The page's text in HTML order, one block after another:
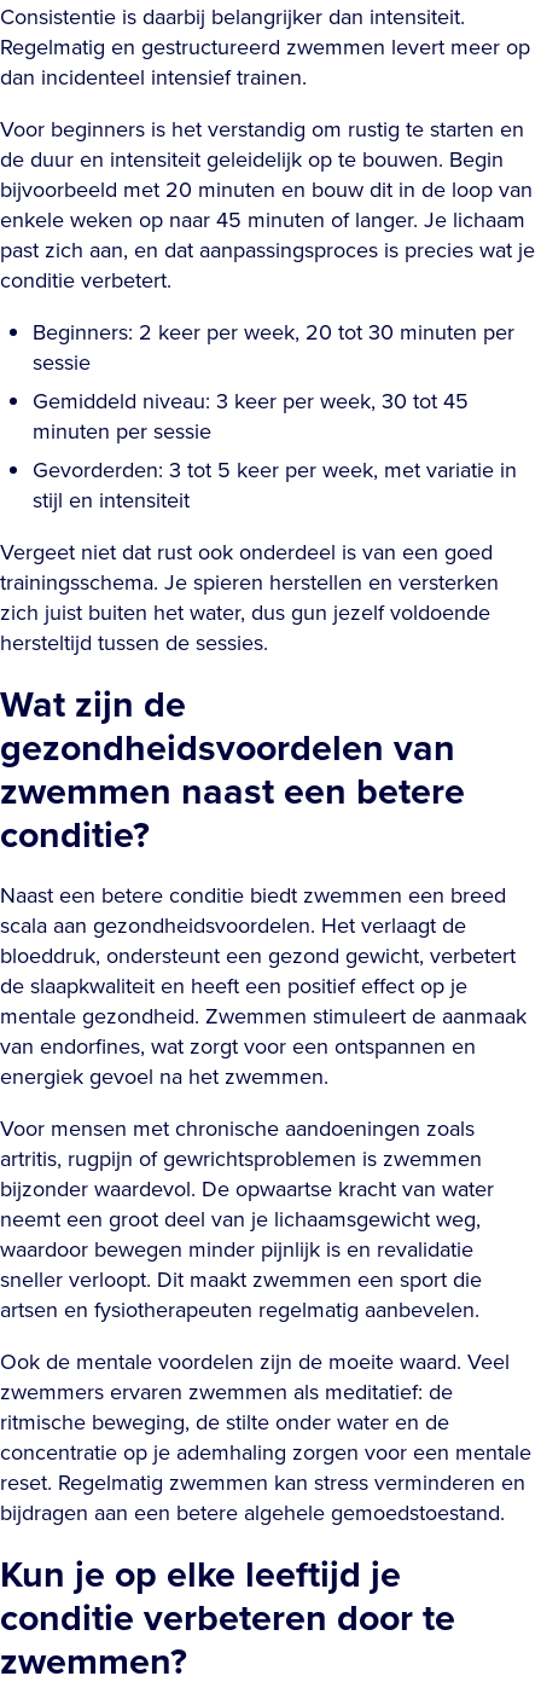
Consistentie is daarbij belangrijker dan intensiteit.
Regelmatig en gestructureerd zwemmen levert meer op
dan incidenteel intensief trainen.
Voor beginners is het verstandig om rustig te starten en
de duur en intensiteit geleidelijk op te bouwen. Begin
bijvoorbeeld met 20 minuten en bouw dit in de loop van
enkele weken op naar 45 minuten of langer. Je lichaam
past zich aan, en dat aanpassingsproces is precies wat je
conditie verbetert.
Beginners: 2 keer per week, 20 tot 30 minuten per
sessie
Gemiddeld niveau: 3 keer per week, 30 tot 45
minuten per sessie
Gevorderden: 3 tot 5 keer per week, met variatie in
stijl en intensiteit
Vergeet niet dat rust ook onderdeel is van een goed
trainingsschema. Je spieren herstellen en versterken
zich juist buiten het water, dus gun jezelf voldoende
hersteltijd tussen de sessies.
Wat zijn de
gezondheidsvoordelen van
zwemmen naast een betere
conditie?
Naast een betere conditie biedt zwemmen een breed
scala aan gezondheidsvoordelen. Het verlaagt de
bloeddruk, ondersteunt een gezond gewicht, verbetert
de slaapkwaliteit en heeft een positief effect op je
mentale gezondheid. Zwemmen stimuleert de aanmaak
van endorfines, wat zorgt voor een ontspannen en
energiek gevoel na het zwemmen.
Voor mensen met chronische aandoeningen zoals
artritis, rugpijn of gewrichtsproblemen is zwemmen
bijzonder waardevol. De opwaartse kracht van water
neemt een groot deel van je lichaamsgewicht weg,
waardoor bewegen minder pijnlijk is en revalidatie
sneller verloopt. Dit maakt zwemmen een sport die
artsen en fysiotherapeuten regelmatig aanbevelen.
Ook de mentale voordelen zijn de moeite waard. Veel
zwemmers ervaren zwemmen als meditatief: de
ritmische beweging, de stilte onder water en de
concentratie op je ademhaling zorgen voor een mentale
reset. Regelmatig zwemmen kan stress verminderen en
bijdragen aan een betere algehele gemoedstoestand.
Kun je op elke leeftijd je
conditie verbeteren door te
zwemmen?